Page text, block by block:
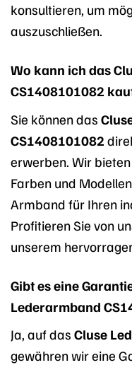
konsultieren, um
auszuschließen.
Wo kann ich das
CS1408101082
Sie können das
CS1408101082
erwerben. Wir
Farben und
Armband für Ihren
Profitieren Sie von
unserem
Gibt es eine
Lederarmband
Ja, auf das Cluse
gewähren wir eine